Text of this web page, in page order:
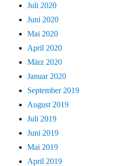
Juli 2020
Juni 2020
Mai 2020
April 2020
März 2020
Januar 2020
September 2019
August 2019
Juli 2019
Juni 2019
Mai 2019
April 2019